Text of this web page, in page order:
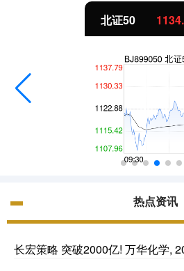
北证50 1134.24
热点资讯
长宏策略 突破2000亿! 万华化学,